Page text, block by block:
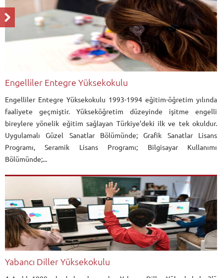
Engelliler Entegre Yüksekokulu
Engelliler Entegre Yüksekokulu 1993-1994 eğitim-öğretim yılında
faaliyete geçmiştir. Yükseköğretim düzeyinde işitme engelli
bireylere yönelik eğitim sağlayan Türkiye’deki ilk ve tek okuldur.
Uygulamalı Güzel Sanatlar Bölümünde; Grafik Sanatlar Lisans
Programı, Seramik Lisans Programı; Bilgisayar Kullanımı
Bölümünde;...
Yabancı Diller Yüksekokulu